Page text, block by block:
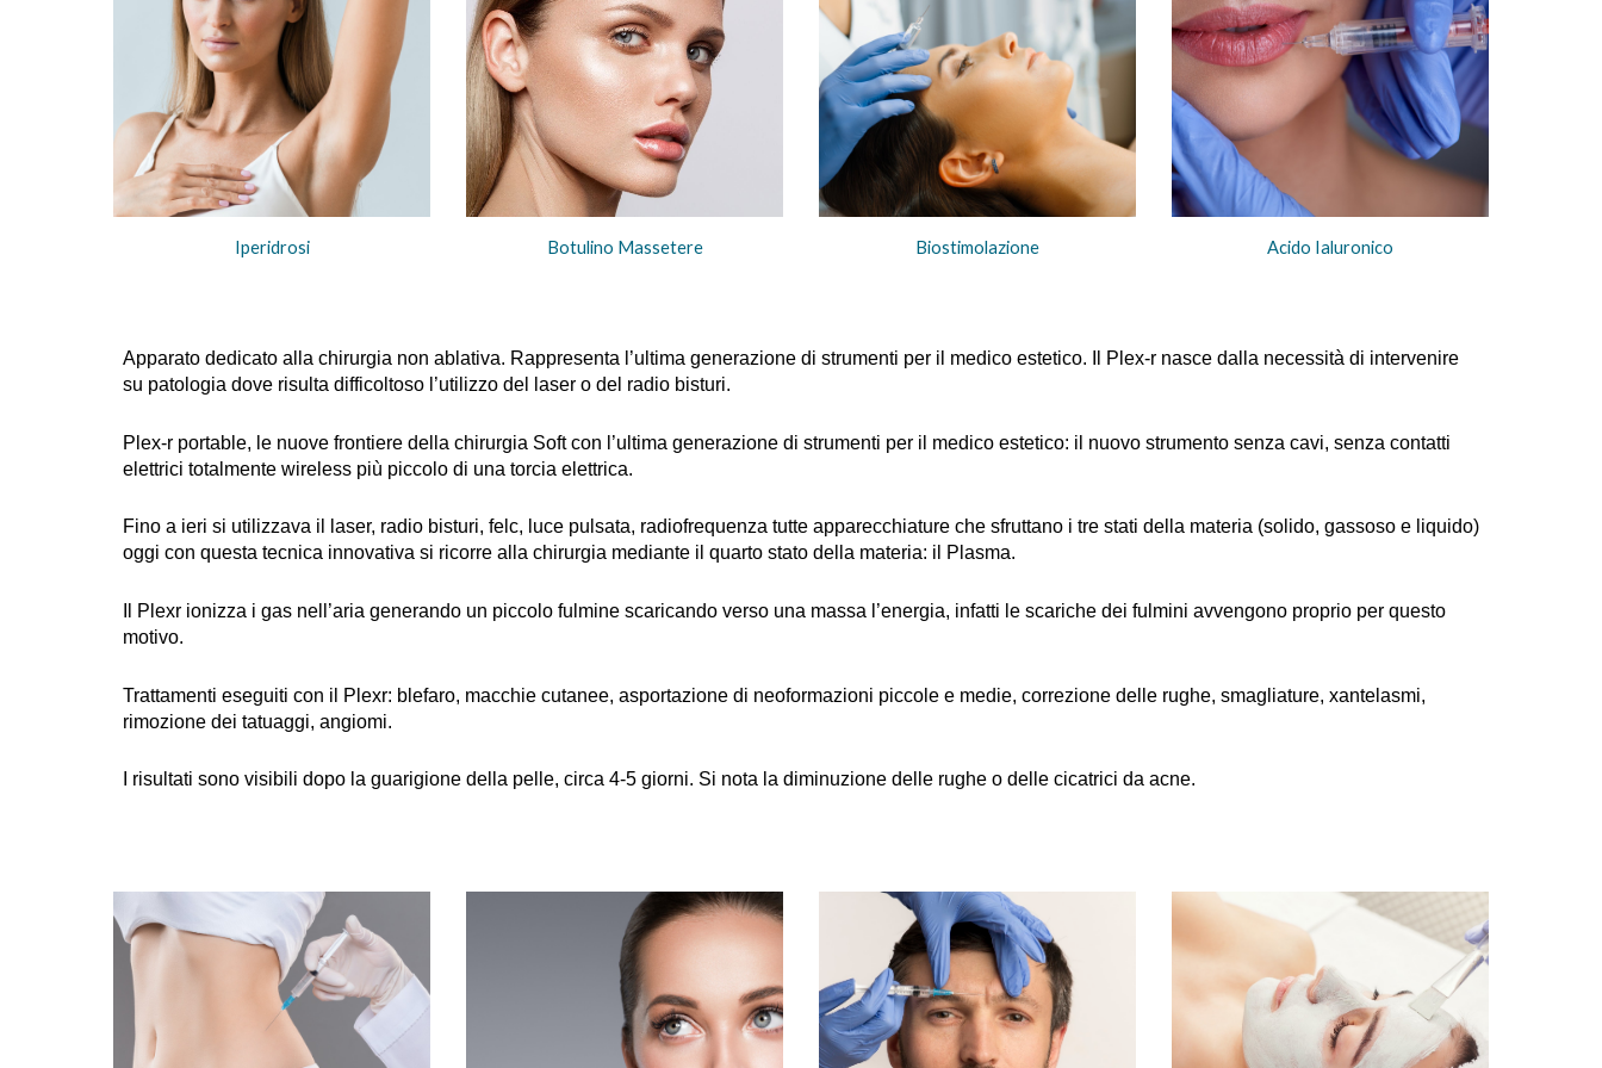
Iperidrosi Botulino Massetere Biostimolazione Acido Ialuronico
Apparato dedicato alla chirurgia non ablativa. Rappresenta l’ultima generazione di strumenti per il medico estetico. Il Plex-r nasce dalla necessità di intervenire
su patologia dove risulta difficoltoso l’utilizzo del laser o del radio bisturi.
Plex-r portable, le nuove frontiere della chirurgia Soft con l’ultima generazione di strumenti per il medico estetico: il nuovo strumento senza cavi, senza contatti
elettrici totalmente wireless più piccolo di una torcia elettrica.
Fino a ieri si utilizzava il laser, radio bisturi, felc, luce pulsata, radiofrequenza tutte apparecchiature che sfruttano i tre stati della materia (solido, gassoso e liquido)
oggi con questa tecnica innovativa si ricorre alla chirurgia mediante il quarto stato della materia: il Plasma.
Il Plexr ionizza i gas nell’aria generando un piccolo fulmine scaricando verso una massa l’energia, infatti le scariche dei fulmini avvengono proprio per questo
motivo.
Trattamenti eseguiti con il Plexr: blefaro, macchie cutanee, asportazione di neoformazioni piccole e medie, correzione delle rughe, smagliature, xantelasmi,
rimozione dei tatuaggi, angiomi.
I risultati sono visibili dopo la guarigione della pelle, circa 4-5 giorni. Si nota la diminuzione delle rughe o delle cicatrici da acne.